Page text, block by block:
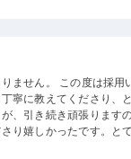
ません。 この度は採用
寧に教えてくださり、
、引き続き頑張ります
り嬉しかったです。と